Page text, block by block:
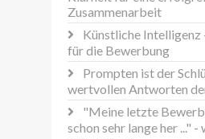
Zusammenarbeit
Künstliche Intelligenz
für die Bewerbung
Prompten ist der
wertvollen Antworten
"Meine letzte
schon sehr lange her ..." -